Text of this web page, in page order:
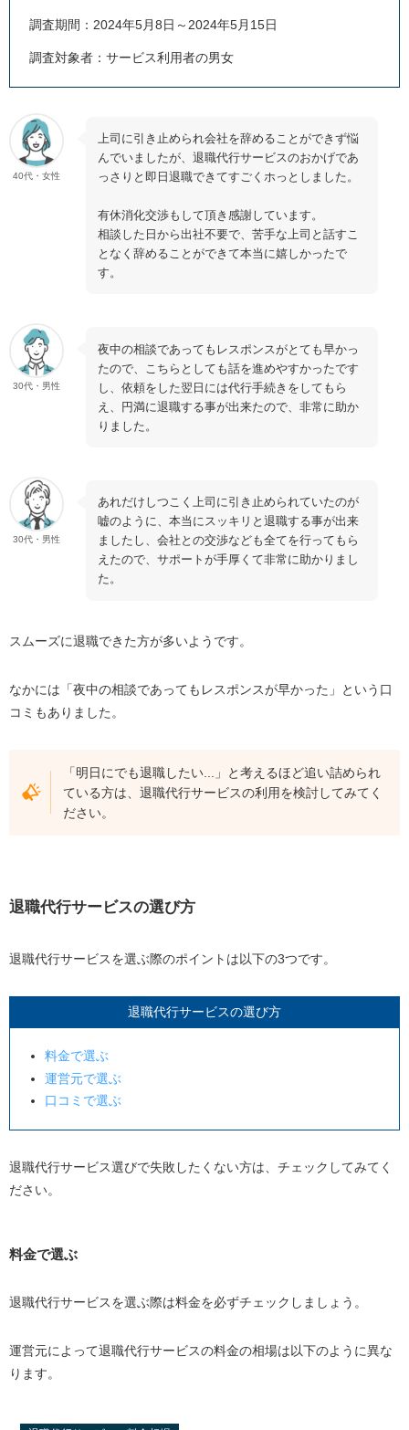
調査期間：2024年5月8日～2024年5月15日
調査対象者：サービス利用者の男女
40代・女性
上司に引き止められ会社を辞めることができず悩
んでいましたが、退職代行サービスのおかげであ
っさりと即日退職できてすごくホっとしました。
有休消化交渉もして頂き感謝しています。
相談した日から出社不要で、苦手な上司と話すこ
となく辞めることができて本当に嬉しかったで
す。
30代・男性
夜中の相談であってもレスポンスがとても早かっ
たので、こちらとしても話を進めやすかったです
し、依頼をした翌日には代行手続きをしてもら
え、円満に退職する事が出来たので、非常に助か
りました。
30代・男性
あれだけしつこく上司に引き止められていたのが
嘘のように、本当にスッキリと退職する事が出来
ましたし、会社との交渉なども全てを行ってもら
えたので、サポートが手厚くて非常に助かりまし
た。
スムーズに退職できた方が多いようです。
なかには「夜中の相談であってもレスポンスが早かった」という口
コミもありました。
「明日にでも退職したい...」と考えるほど追い詰められ
ている方は、退職代行サービスの利用を検討してみてく
ださい。
退職代行サービスの選び方
退職代行サービスを選ぶ際のポイントは以下の3つです。
退職代行サービスの選び方
料金で選ぶ
運営元で選ぶ
口コミで選ぶ
退職代行サービス選びで失敗したくない方は、チェックしてみてく
ださい。
料金で選ぶ
退職代行サービスを選ぶ際は料金を必ずチェックしましょう。
運営元によって退職代行サービスの料金の相場は以下のように異な
ります。